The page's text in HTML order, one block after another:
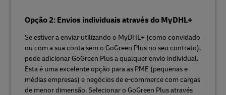
Opção 2: Envios individuais através do MyDHL+
Se estiver a enviar utilizando o MyDHL+ (como convidado
ou com a sua conta sem o GoGreen Plus no seu contrato),
pode adicionar GoGreen Plus a qualquer envio individual.
Esta é uma excelente opção para as PME (pequenas e
médias empresas) e negócios de e‑commerce com cargas
de menor dimensão. Selecionar o GoGreen Plus através